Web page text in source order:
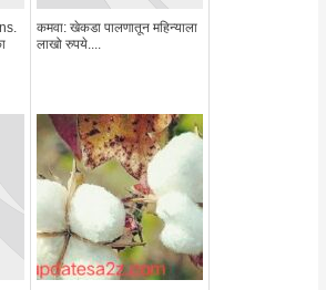
कमवा: खेकडा पालणातून महिन्याला
लाखो रुपये....